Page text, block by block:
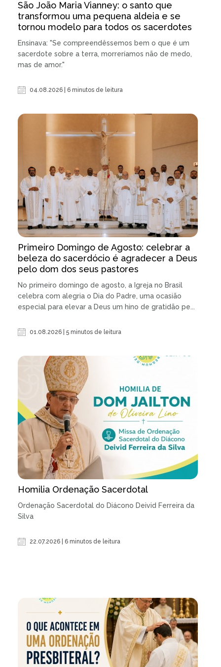
São João Maria Vianney: o santo que
transformou uma pequena aldeia e se
tornou modelo para todos os sacerdotes
Ensinava: "Se compreendêssemos bem o que é um
sacerdote sobre a terra, morreríamos não de medo,
mas de amor."
04.08.2026 | 6 minutos de leitura
Primeiro Domingo de Agosto: celebrar a
beleza do sacerdócio é agradecer a Deus
pelo dom dos seus pastores
No primeiro domingo de agosto, a Igreja no Brasil
celebra com alegria o Dia do Padre, uma ocasião
especial para elevar a Deus um hino de gratidão pe...
01.08.2026 | 5 minutos de leitura
Homilia Ordenação Sacerdotal
Ordenação Sacerdotal do Diácono Deivid Ferreira da
Silva
22.07.2026 | 6 minutos de leitura